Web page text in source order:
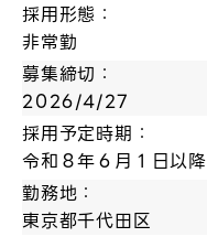
採用形態：
非常勤
募集締切：
2026/4/27
採用予定時期：
令和８年６月１日以降
勤務地：
東京都千代田区